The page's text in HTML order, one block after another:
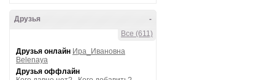
-
Друзья
Все (611)
Друзья онлайн Ира_Ивановна
Belenaya
Друзья оффлайн